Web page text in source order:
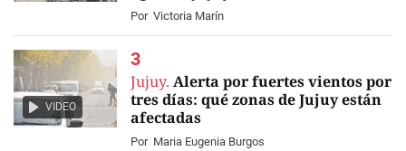
Por Victoria Marín
VIDEO
Jujuy. Alerta por fuertes vientos por
tres días: qué zonas de Jujuy están
afectadas
Por Maria Eugenia Burgos